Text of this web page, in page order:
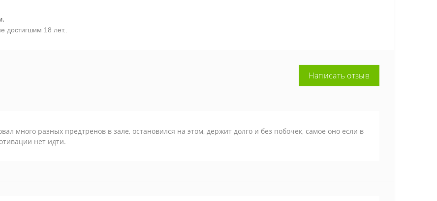
достигшим 18 лет..
Написать отзыв
много разных предтренов в зале, остановился на этом, держит долго и без побочек, самое оно если в
нет идти.